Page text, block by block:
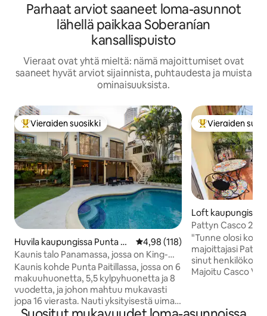
Parhaat arviot saaneet loma-asunnot
lähellä paikkaa Soberanían
kansallispuisto
Vieraat ovat yhtä mieltä: nämä majoittumiset ovat
saaneet hyvät arviot sijainnista, puhtaudesta ja muista
ominaisuuksista.
Vieraiden suosikkien parhaimmistoa
Vieraiden suosikki
Huvila kaupungissa Punta Pa
itilla
Keskimääräinen arvio 4,98/5,
4,98 (118)
Kaunis talo Panamassa, jossa on King-
vuoteet + uima-allas
Kaunis kohde Punta Paitillassa, jossa on 6
makuuhuonetta, 5,5 kylpyhuonetta ja 8
vuodetta, ja johon mahtuu mukavasti
jopa 16 vierasta. Nauti yksityisestä uima-
altaasta, kohteen sisällä olevasta
Vieraiden
Vieraiden
Loft kaupungissa
aupunki)
Pattyn Casco
persoonallinen
"Tunne olosi
majoittajasi Patty
sinut
Majoitu Casco
viehättävä Majoitu lähellä ravintoloita,